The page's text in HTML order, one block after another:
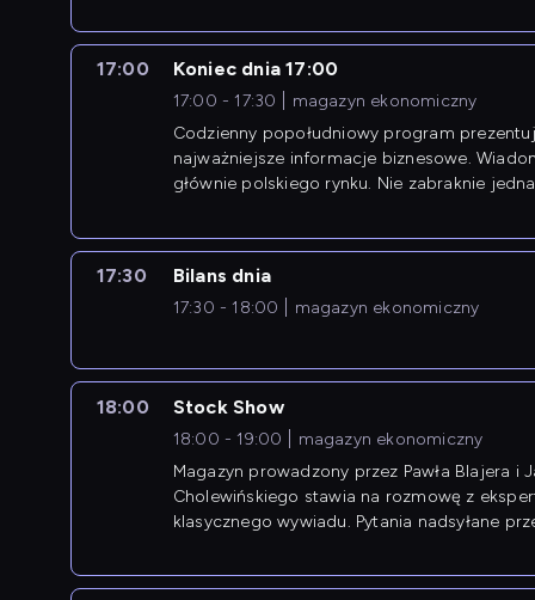
17:00 Koniec dnia 17:00
17:00 - 17:30
magazyn ekonomiczny
Codzienny popołudniowy program
najważniejsze informacje biznesowe.
głównie polskiego rynku. Nie zabraknie
17:30 Bilans dnia
17:30 - 18:00 magazyn ekonomiczny
18:00 Stock Show
18:00 - 19:00
magazyn ekonomiczny
Magazyn prowadzony przez Pawła Blajera i
Cholewińskiego stawia na rozmowę z
klasycznego wywiadu. Pytania nadsyłane